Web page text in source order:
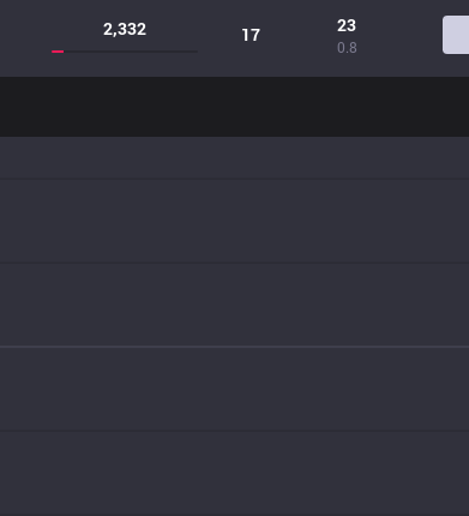
2,332 17 23
0.8